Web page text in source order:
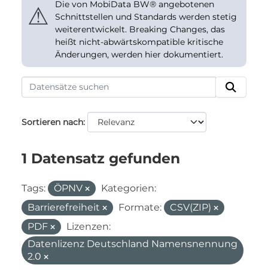
⚠
Die von MobiData BW® angebotenen
Schnittstellen und Standards werden stetig
weiterentwickelt. Breaking Changes, das
heißt nicht-abwärtskompatible kritische
Änderungen, werden hier dokumentiert.
Sortieren nach
1 Datensatz gefunden
Tags: ÖPNV
Kategorien:
Barrierefreiheit
Formate:
CSV(ZIP)
PDF
Lizenzen:
Datenlizenz Deutschland Namensnennung
2.0